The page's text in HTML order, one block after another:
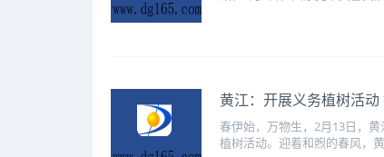
黄江：开展义务植树活
春伊始，万物生，2月13日，
植树活动。迎着和煦的春风，